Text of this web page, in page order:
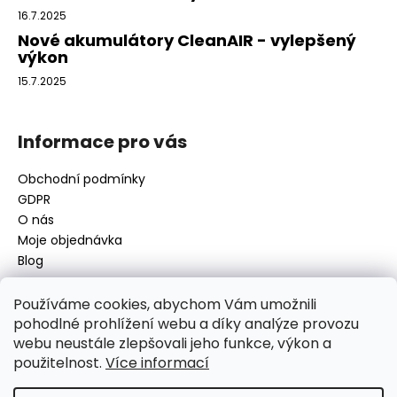
Používáme cookies, abychom Vám umožnili
pohodlné prohlížení webu a díky analýze provozu
webu neustále zlepšovali jeho funkce, výkon a
použitelnost. Více informací
ý
16.7.2025
Nové akumulátory CleanAIR - vylepšený
výkon
15.7.2025
Informace pro vás
Obchodní podmínky
GDPR
O nás
Moje objednávka
Blog
Kontakt
disamsafety@disamsafety.cz
596 624 947